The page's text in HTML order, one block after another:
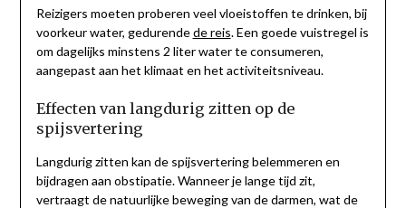
Reizigers moeten proberen veel vloeistoffen te drinken, bij
voorkeur water, gedurendede reis. Een goede vuistregel is
om dagelijks minstens 2 liter water te consumeren,
aangepast aan het klimaat en het activiteitsniveau.
Effecten van langdurig zitten op de
spijsvertering
Langdurig zitten kan de spijsvertering belemmeren en
bijdragen aan obstipatie. Wanneer je lange tijd zit,
vertraagt de natuurlijke beweging van de darmen, wat de